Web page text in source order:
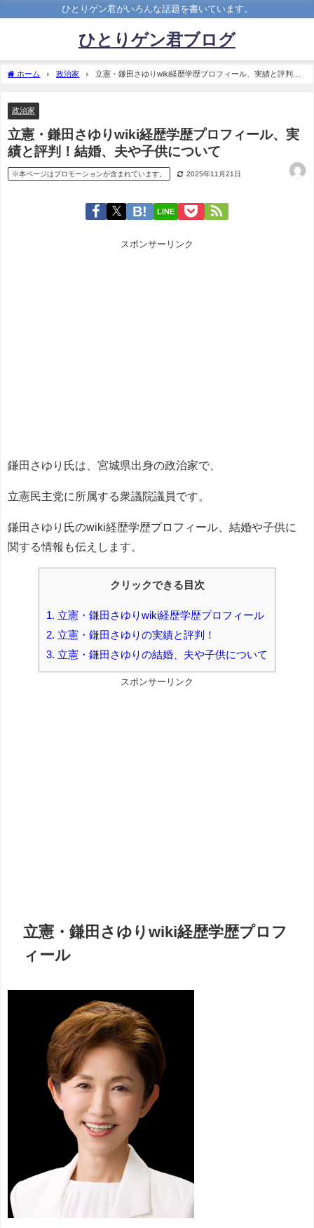
ひとりゲン君がいろんな話題を書いています。
ひとりゲン君ブログ
ホーム 政治家
立憲・鎌田さゆりwiki経歴学歴プロフィール、実績と評判！
政治家
立憲・鎌田さゆりwiki経歴学歴プロフィール、実
績と評判！結婚、夫や子供について
※本ページはプロモーションが含まれています。 2025年11月21日
LINE
スポンサーリンク
鎌田さゆり氏は、宮城県出身の政治家で、
立憲民主党に所属する衆議院議員です。
鎌田さゆり氏のwiki経歴学歴プロフィール、結婚や子供に
関する情報も伝えします。
クリックできる目次
1. 立憲・鎌田さゆりwiki経歴学歴プロフィール
2. 立憲・鎌田さゆりの実績と評判！
3. 立憲・鎌田さゆりの結婚、夫や子供について
スポンサーリンク
立憲・鎌田さゆりwiki経歴学歴プロフ
ィール